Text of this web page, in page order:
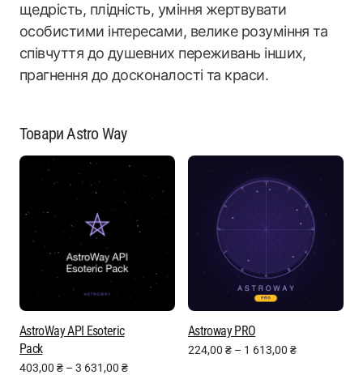
щедрість, плідність, уміння жертвувати
особистими інтересами, велике розуміння та
співчуття до душевних переживань інших,
прагнення до досконалості та краси.
Товари Astro Way
AstroWay API Esoteric
Pack
403,00 ₴ – 3 631,00 ₴
Astroway PRO
224,00 ₴ – 1 613,00 ₴